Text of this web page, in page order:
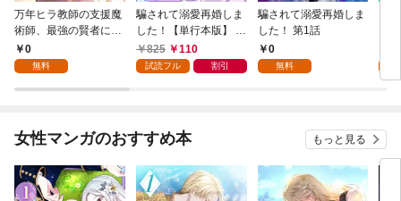
万年ヒラ教師の支援魔
術師、最強の賢者にな
る～不人気の支援魔術
師は給料泥棒だと魔術
が、出世した元教え子
らない件～ 第1話
0
無料
騙されて溺愛再婚しま
した！【単行本版】 1
巻825 110
試読フル 割引
騙されて溺愛再婚しま
した！ 第1話
0
無料
女性マンガのおすすめ本 もっと見る